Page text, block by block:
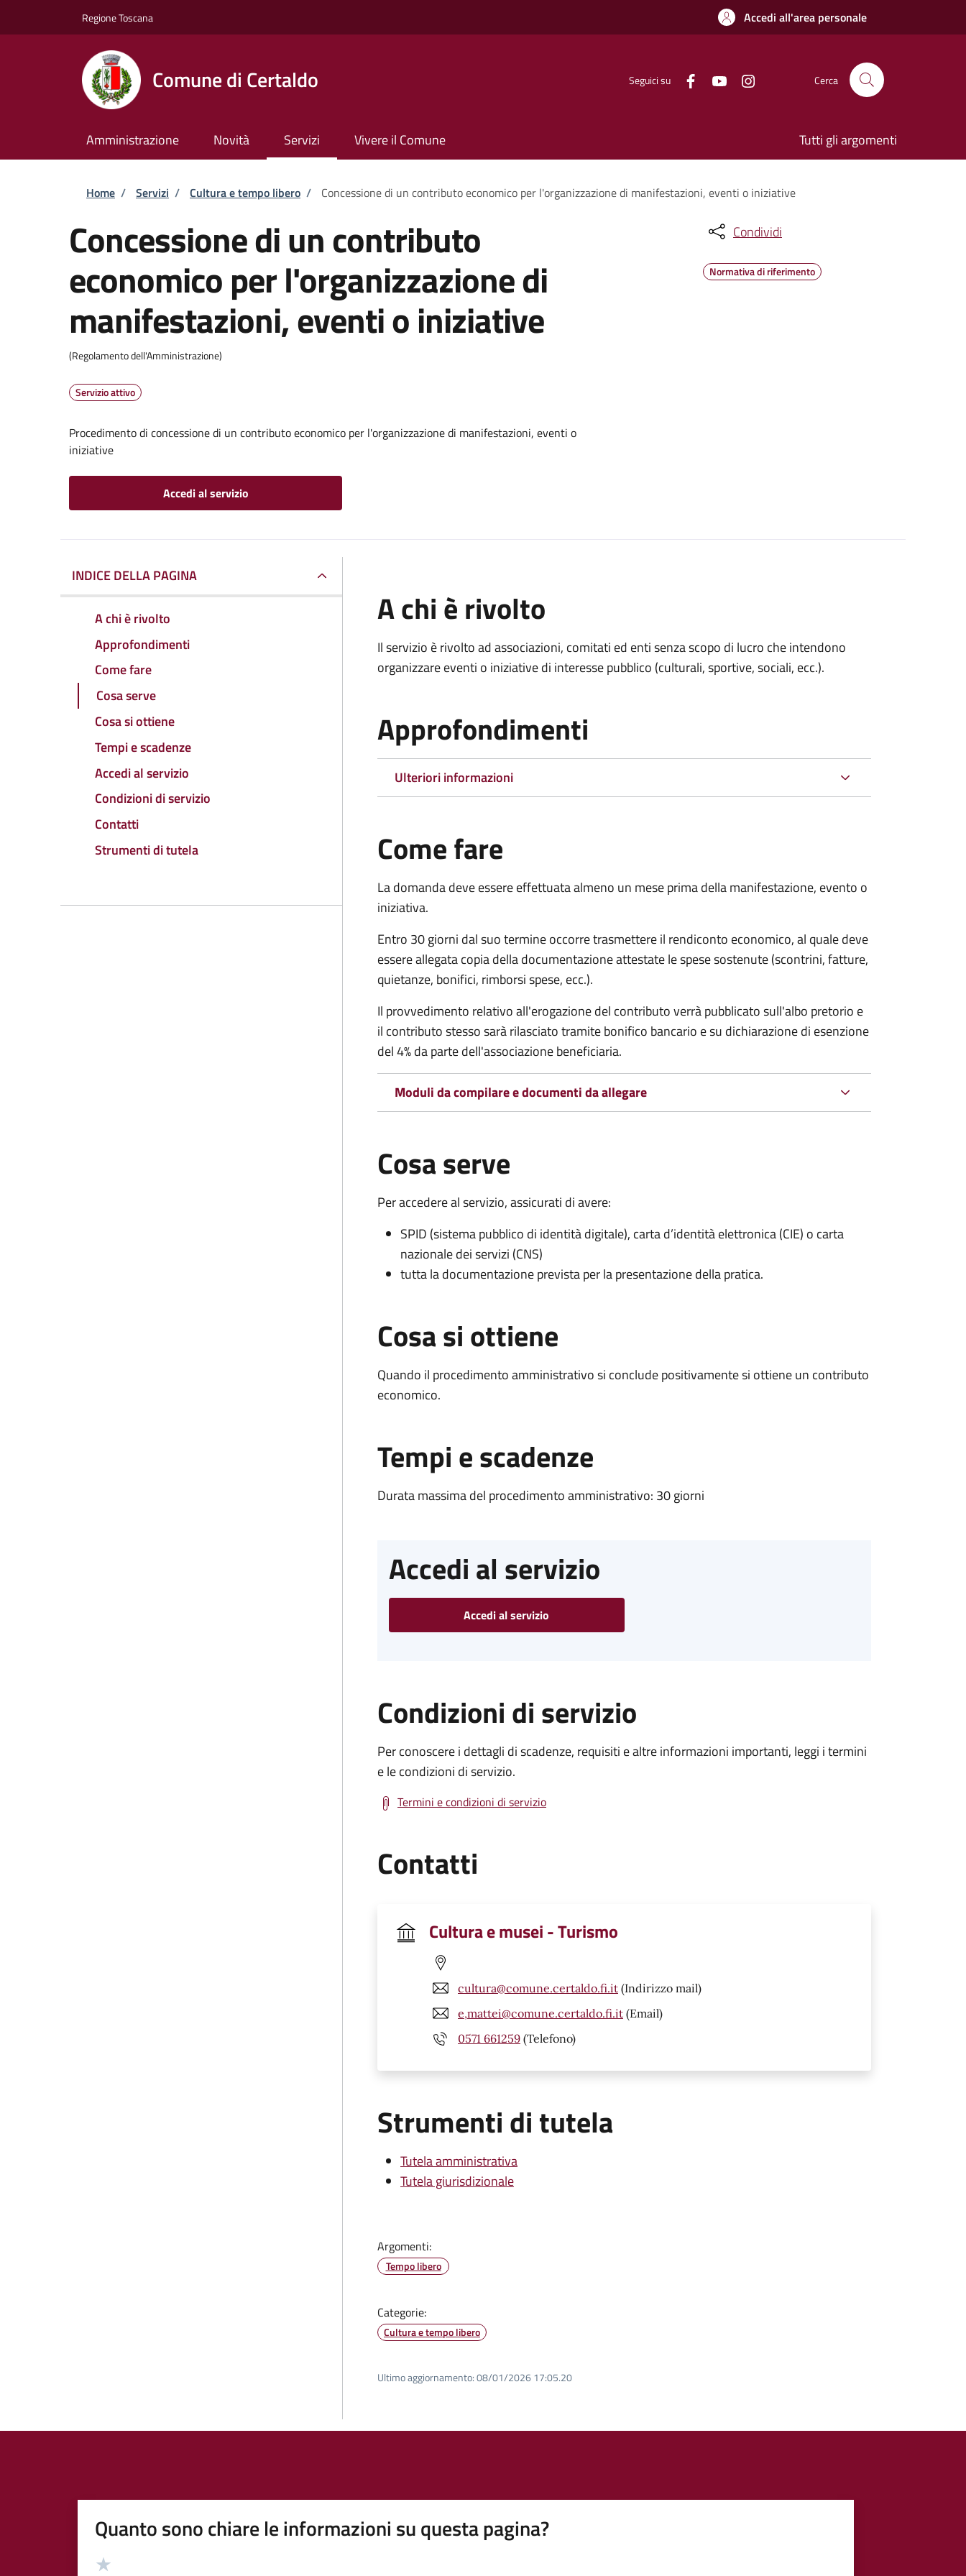
Regione Toscana Accedi all'area personale
Comune di Certaldo Seguici su Cerca
Amministrazione Novità Servizi Vivere il Comune Tutti gli argomenti
Briciole di pane
Home / Servizi / Cultura e tempo libero / Concessione di un contributo economico per l'organizzazione di manifestazioni, eventi o iniziative
Concessione di un contributo
economico per l'organizzazione di
manifestazioni, eventi o iniziative
(Regolamento dell'Amministrazione)
Servizio attivo
Procedimento di concessione di un contributo economico per l'organizzazione di manifestazioni, eventi o
iniziative
Accedi al servizio
Condividi
Normativa di riferimento
INDICE DELLA PAGINA
A chi è rivolto
Approfondimenti
Come fare
Cosa serve
Cosa si ottiene
Tempi e scadenze
Accedi al servizio
Condizioni di servizio
Contatti
Strumenti di tutela
A chi è rivolto
Il servizio è rivolto ad associazioni, comitati ed enti senza scopo di lucro che intendono
organizzare eventi o iniziative di interesse pubblico (culturali, sportive, sociali, ecc.).
Approfondimenti
Ulteriori informazioni
Come fare
La domanda deve essere effettuata almeno un mese prima della manifestazione, evento o
iniziativa.
Entro 30 giorni dal suo termine occorre trasmettere il rendiconto economico, al quale deve
essere allegata copia della documentazione attestate le spese sostenute (scontrini, fatture,
quietanze, bonifici, rimborsi spese, ecc.).
Il provvedimento relativo all'erogazione del contributo verrà pubblicatosull'albo pretorio e
il contributo stesso sarà rilasciato tramite bonifico bancario e su dichiarazione di esenzione
del 4% da parte dell'associazione beneficiaria.
Moduli da compilare e documenti da allegare
Cosa serve
Per accedere al servizio, assicurati di avere:
SPID (sistema pubblico di identità digitale), carta d’identità elettronica (CIE) o carta
nazionale dei servizi (CNS)
tutta la documentazione prevista per la presentazione della pratica.
Cosa si ottiene
Quando il procedimento amministrativo si conclude positivamente si ottiene un contributo
economico.
Tempi e scadenze
Durata massima del procedimento amministrativo: 30 giorni
Accedi al servizio
Accedi al servizio
Condizioni di servizio
Per conoscere i dettagli di scadenze, requisiti e altre informazioni importanti, leggi i termini
e le condizioni di servizio.
Termini e condizioni di servizio
Contatti
Cultura e musei - Turismo
cultura@comune.certaldo.fi.it (Indirizzo mail)
e,mattei@comune.certaldo.fi.it (Email)
0571 661259 (Telefono)
Strumenti di tutela
Tutela amministrativa
Tutela giurisdizionale
Argomenti:
Tempo libero
Categorie:
Cultura e tempo libero
Ultimo aggiornamento:08/01/2026 17:05.20
Quanto sono chiare le informazioni su questa pagina?
Valutazione